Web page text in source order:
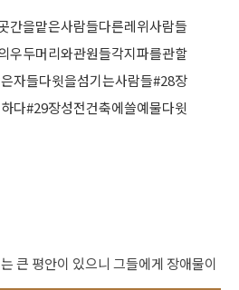
간을맡은사람들다른레위사람들
우두머리와관원들각지파를관할
자들다윗을섬기는사람들#28장
다#29장성전건축에쓸예물다윗